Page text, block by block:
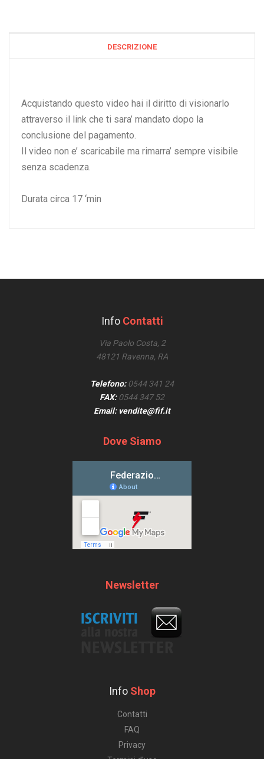
DESCRIZIONE
Acquistando questo video hai il diritto di visionarlo
attraverso il link che ti sara’ mandato dopo la
conclusione del pagamento.
Il video non e’ scaricabile ma rimarra’ sempre visibile
senza scadenza.
Durata circa 17 ‘min
Info Contatti
Via Paolo Costa, 2
48121 Ravenna, RA
Telefono:0544 341 24
FAX:0544 347 52
Email: vendite@fif.it
Dove Siamo
Newsletter
Info Shop
Contatti
FAQ
Privacy